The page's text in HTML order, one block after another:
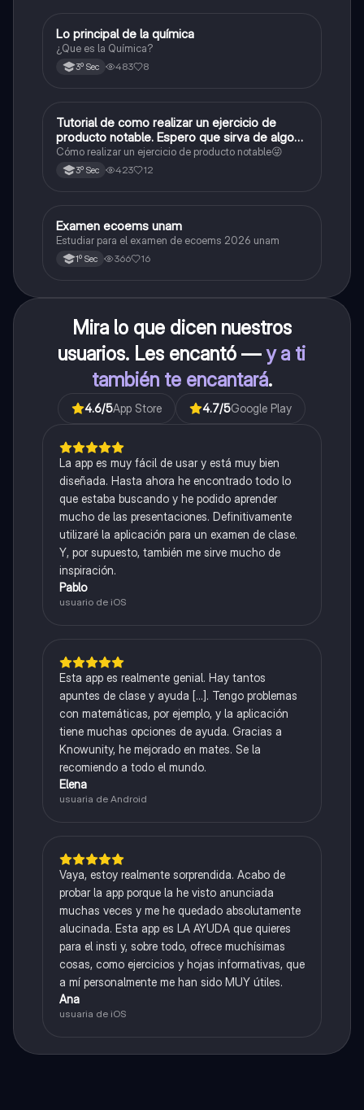
Química
Lo principal de la química
¿Que es la Química?
3º Sec 483 8
Matemáticas
Tutorial de como realizar un ejercicio de
producto notable. Espero que sirva de algo💕
😜
Cómo realizar un ejercicio de producto notable😜
3º Sec 423 12
Español
Examen ecoems unam
Estudiar para el examen de ecoems 2026 unam
1º Sec 366 16
Mira lo que dicen nuestros
usuarios. Les encantó —y a ti
también te encantará.
4.6/5App Store 4.7/5Google Play
La app es muy fácil de usar y está muy bien
diseñada. Hasta ahora he encontrado todo lo
que estaba buscando y he podido aprender
mucho de las presentaciones. Definitivamente
utilizaré la aplicación para un examen de clase.
Y, por supuesto, también me sirve mucho de
inspiración.
Pablo
usuario de iOS
Esta app es realmente genial. Hay tantos
apuntes de clase y ayuda [...]. Tengo problemas
con matemáticas, por ejemplo, y la aplicación
tiene muchas opciones de ayuda. Gracias a
Knowunity, he mejorado en mates. Se la
recomiendo a todo el mundo.
Elena
usuaria de Android
Vaya, estoy realmente sorprendida. Acabo de
probar la app porque la he visto anunciada
muchas veces y me he quedado absolutamente
alucinada. Esta app es LA AYUDA que quieres
para el insti y, sobre todo, ofrece muchísimas
cosas, como ejercicios y hojas informativas, que
a mí personalmente me han sido MUY útiles.
Ana
usuaria de iOS